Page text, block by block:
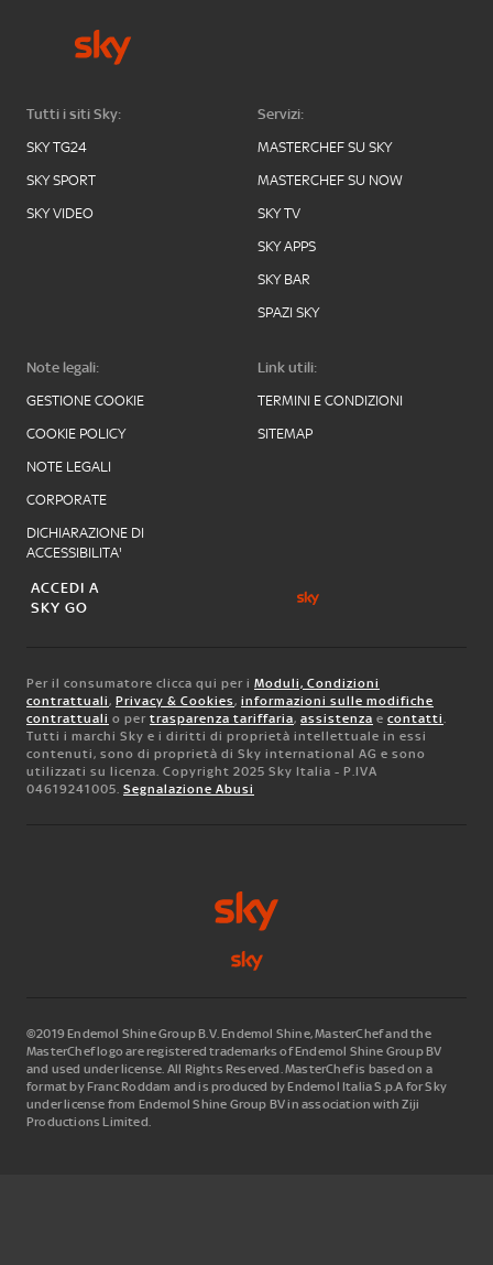
Tutti i siti Sky:
SKY TG24
SKY SPORT
SKY VIDEO
Servizi:
MASTERCHEF SU SKY
MASTERCHEF SU NOW
SKY TV
SKY APPS
SKY BAR
SPAZI SKY
Note legali:
GESTIONE COOKIE
COOKIE POLICY
NOTE LEGALI
CORPORATE
DICHIARAZIONE DI
ACCESSIBILITA'
Link utili:
TERMINI E CONDIZIONI
SITEMAP
ACCEDI A
SKY GO
Per il consumatore clicca qui per i Moduli, Condizioni
contrattuali, Privacy & Cookies, informazioni sulle modifiche
contrattuali o per trasparenza tariffaria, assistenza e contatti.
Tutti i marchi Sky e i diritti di proprietà intellettuale in essi
contenuti, sono di proprietà di Sky international AG e sono
utilizzati su licenza. Copyright 2025 Sky Italia - P.IVA
04619241005. Segnalazione Abusi
©2019 Endemol Shine Group B.V. Endemol Shine, MasterChef and the
MasterChef logo are registered trademarks of Endemol Shine Group BV
and used under license. All Rights Reserved. MasterChef is based on a
format by Franc Roddam and is produced by Endemol Italia S.p.A for Sky
under license from Endemol Shine Group BV in association with Ziji
Productions Limited.